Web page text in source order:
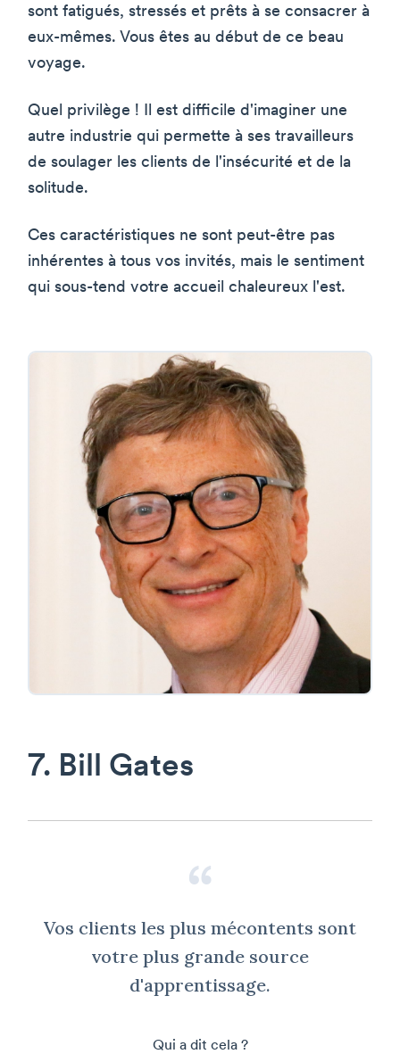
sont fatigués, stressés et prêts à se consacrer à
eux-mêmes. Vous êtes au début de ce beau
voyage.
Quel privilège ! Il est difficile d'imaginer une
autre industrie qui permette à ses travailleurs
de soulager les clients de l'insécurité et de la
solitude.
Ces caractéristiques ne sont peut-être pas
inhérentes à tous vos invités, mais le sentiment
qui sous-tend votre accueil chaleureux l'est.
7. Bill Gates
Vos clients les plus mécontents sont
votre plus grande source
d'apprentissage.
Qui a dit cela ?